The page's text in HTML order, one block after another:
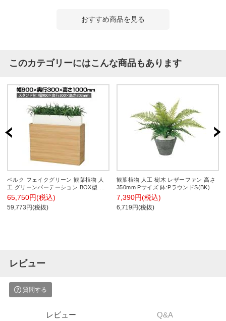
おすすめ商品を見る
このカテゴリーにはこんな商品もあります
ベルク フェイクグリーン 観葉植物 人
工 グリーンパーテーション BOX型 国
産 GR2224 幅900×奥行300×高さ
1000mm
65,750円(税込)
59,773円(税抜)
観葉植物 人工 樹木 レザーファン 高さ
350mm Pサイズ 鉢:PラウンドS(BK)
7,390円(税込)
6,719円(税抜)
レビュー
質問する
レビュー Q&A